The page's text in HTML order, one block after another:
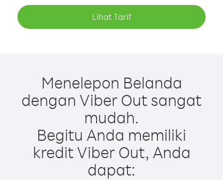
Lihat Tarif
Menelepon Belanda
dengan Viber Out sangat
mudah.
Begitu Anda memiliki
kredit Viber Out, Anda
dapat: